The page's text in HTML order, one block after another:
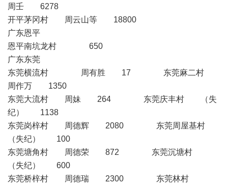
周壬 6278
开平茅冈村 周云山等 18800
广东恩平
恩平南坑龙村 650
广东东莞
东莞横流村 周有胜 17 东莞麻二村
周作万 1350
东莞大流村 周妹 264 东莞庆丰村 （失
纪） 1138
东莞岗梓村 周德辉 2080 东莞周屋基村
（失纪） 100
东莞塘角村 周德荣 872 东莞沉塘村
（失纪） 600
东莞桥梓村 周德瑞 2300 东莞林村